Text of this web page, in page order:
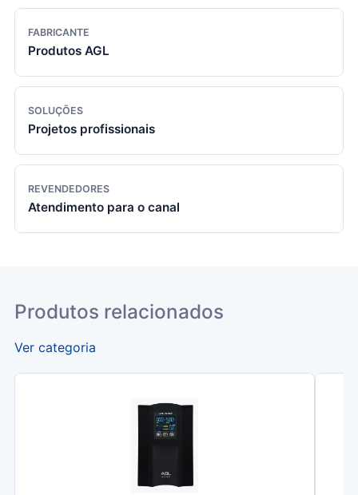
FABRICANTE
Produtos AGL
SOLUÇÕES
Projetos profissionais
REVENDEDORES
Atendimento para o canal
Produtos relacionados
Ver categoria